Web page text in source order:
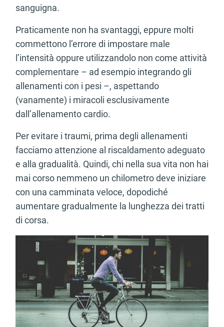
sanguigna.
Praticamente non ha svantaggi, eppure molti
commettono l’errore di impostare male
l’intensità oppure utilizzandolo non come attività
complementare – ad esempio integrando gli
allenamenti con i pesi –, aspettando
(vanamente) i miracoli esclusivamente
dall’allenamento cardio.
Per evitare i traumi, prima degli allenamenti
facciamo attenzione al riscaldamento adeguato
e alla gradualità. Quindi, chi nella sua vita non hai
mai corso nemmeno un chilometro deve iniziare
con una camminata veloce, dopodiché
aumentare gradualmente la lunghezza dei tratti
di corsa.